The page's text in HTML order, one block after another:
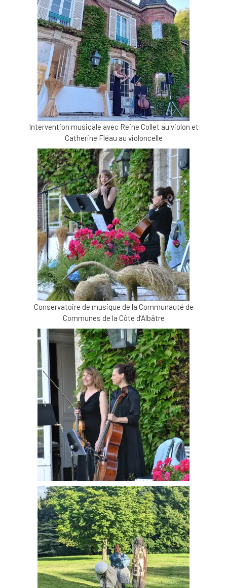
Intervention musicale avec Reine Collet au violon et
Catherine Fléau au violoncelle
Conservatoire de musique de la Communauté de
Communes de la Côte d’Albâtre